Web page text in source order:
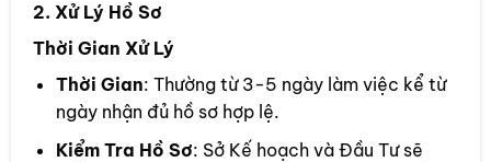
2. Xử Lý Hồ Sơ
Thời Gian Xử Lý
Thời Gian: Thường từ 3-5 ngày làm việc kể từ
ngày nhận đủ hồ sơ hợp lệ.
Kiểm Tra Hồ Sơ: Sở Kế hoạch và Đầu Tư sẽ